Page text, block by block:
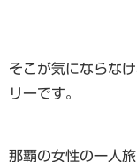
そこが気にならな
リーです。
那覇の女性の一人